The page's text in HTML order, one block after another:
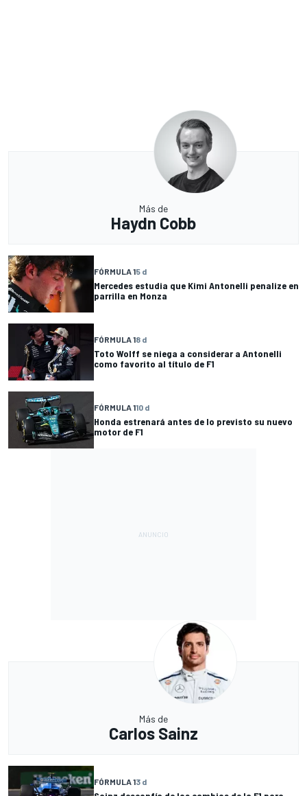
Más de
Haydn Cobb
FÓRMULA 15 d
Mercedes estudia que Kimi Antonelli penalize en
parrilla en Monza
FÓRMULA 18 d
Toto Wolff se niega a considerar a Antonelli
como favorito al título de F1
FÓRMULA 110 d
Honda estrenará antes de lo previsto su nuevo
motor de F1
Más de
Carlos Sainz
FÓRMULA 13 d